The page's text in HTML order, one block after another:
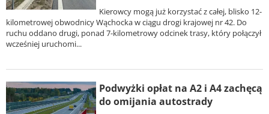
Kierowcy mogą już korzystać z całej, blisko 12-
kilometrowej obwodnicy Wąchocka w ciągu drogi krajowej nr 42. Do
ruchu oddano drugi, ponad 7-kilometrowy odcinek trasy, który połączył
wcześniej uruchomi...
Podwyżki opłat na A2 i A4 zachęcą
do omijania autostrady